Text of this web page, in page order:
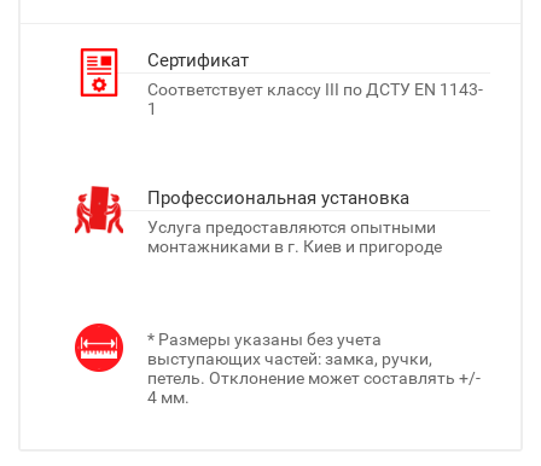
Сертификат
Соответствует классу III по ДСТУ EN 1143-
1
Профессиональная установка
Услуга предоставляются опытными
монтажниками в г. Киев и пригороде
* Размеры указаны без учета
выступающих частей: замка, ручки,
петель. Отклонение может составлять +/-
4 мм.